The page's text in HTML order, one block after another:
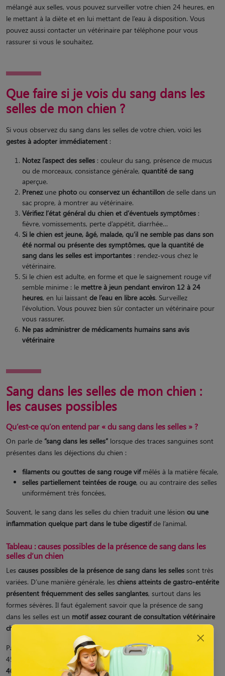
mélangé aux selles, vous pouvez surveiller votre chien 24 heures, en
le mettant à la diète et en lui mettant de l’eau à disposition. Vous
pouvez aussi contacter un vétérinaire par téléphone pour vous
rassurer si vous le souhaitez.
Que faire si je vois du sang dans les
selles de mon chien ?
Si vous observez du sang dans les selles de votre chien, voici les
gestes à adopter immédiatement :
Notez l’aspect des selles : couleur du sang, présence de mucus
ou de morceaux, consistance générale, quantité de sang
aperçue.
Prenez une photo ou conservez un échantillon de selle dans un
sac propre, à montrer au vétérinaire.
Vérifiez l’état général du chien et d’éventuels symptômes :
fièvre, vomissements, perte d’appétit, diarrhée…
Si le chien est jeune, âgé, malade, qu’il ne semble pas dans son
été normal ou présente des symptômes, que la quantité de
sang dans les selles est importantes : rendez-vous chez le
vétérinaire.
Si le chien est adulte, en forme et que le saignement rouge vif
semble minime : le mettre à jeun pendant environ 12 à 24
heures, en lui laissant de l’eau en libre accès. Surveillez
l’évolution. Vous pouvez bien sûr contacter un vétérinaire pour
vous rassurer.
Ne pas administrer de médicaments humains sans avis
vétérinaire
Sang dans les selles de mon chien :
les causes possibles
Qu’est-ce qu’on entend par « du sang dans les selles » ?
On parle de “sang dans les selles” lorsque des traces sanguines sont
présentes dans les déjections du chien :
filaments ou gouttes de sang rouge vifmêlés à la matière fécale,
selles partiellement teintées de rouge, ou au contraire des selles
uniformément très foncées,
Souvent, le sang dans les selles du chien traduit une lésion ou une
inflammation quelque part dans le tube digestifde l’animal.
Tableau : causes possibles de la présence de sang dans les
selles d’un chien
Les causes possibles de la présence de sang dans les selles sont très
variées. D’une manière générale, les chiens atteints de gastro-entérite
présentent fréquemment des selles sanglantes, surtout dans les
formes sévères. Il faut également savoir que la présence de sang
dans les selles est un motif assez courant de consultation vétérinaire
chez le chien, bien plus fréquent que chez le chat.
Par ailleurs, une étude1scientifique(Ramos et al., 2021) menée sur
45 chiens atteints de diarrhée sanglante a montré que dans
40 % des cas, le
parvovirusétait en cause. D’autres agents comme